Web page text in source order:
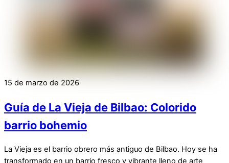
15 de marzo de 2026
Guía de La Vieja de Bilbao: Colorido
barrio bohemio
La Vieja es el barrio obrero más antiguo de Bilbao. Hoy se ha
transformado en un barrio fresco y vibrante lleno de arte